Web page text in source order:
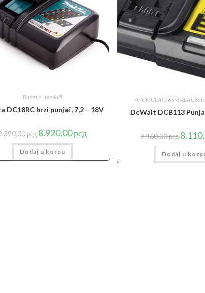
Baterije i punjači
DC18RC brzi punjač, 7,2 – 18V
рсд Originalna
cena
je
bila:
9.390,00 рсд.
8.920,00рсдTrenutna
cena
Dodaj u korpu
AKUMULATORSKI ALAT,
DeWalt DCB113
9.460,00рсд
cena
je
bila:
Dodaj u